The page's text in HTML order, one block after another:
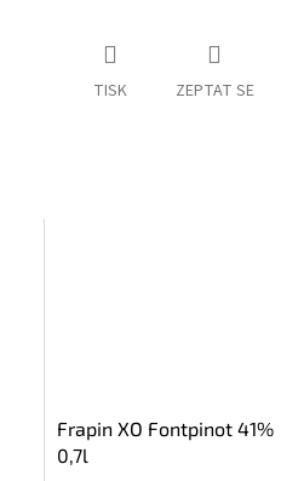
TISK ZEPTAT SE
Frapin XO Fontpinot 41%
0,7l